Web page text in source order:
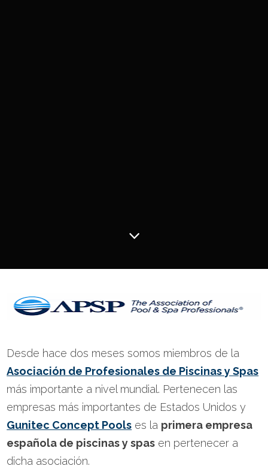
Desde hace dos meses somos miembros de la
Asociación de Profesionales de Piscinas y Spas
más importante a nivel mundial. Pertenecen las
empresas más importantes de Estados Unidos y
Gunitec Concept Pools es la primera empresa
española de piscinas y spas en pertenecer a
dicha asociación.